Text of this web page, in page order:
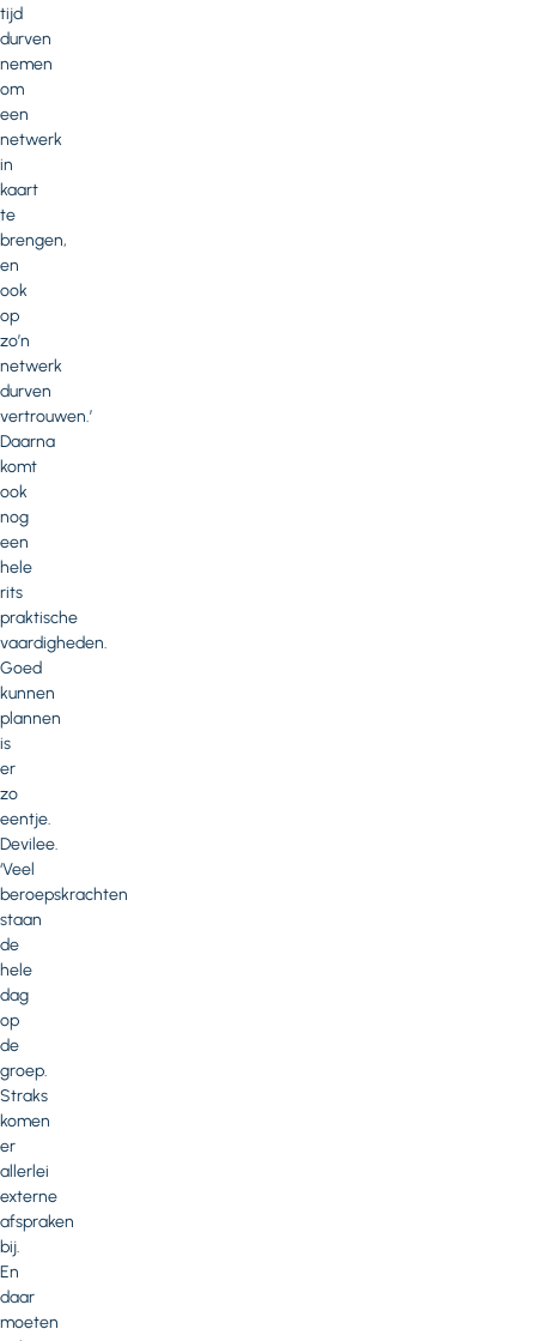
tijd
durven
nemen
om
een
netwerk
in
kaart
te
brengen,
en
ook
op
zo’n
netwerk
durven
vertrouwen.’
Daarna
komt
ook
nog
een
hele
rits
praktische
vaardigheden.
Goed
kunnen
plannen
is
er
zo
eentje.
Devilee.
‘Veel
beroepskrachten
staan
de
hele
dag
op
de
groep.
Straks
komen
er
allerlei
externe
afspraken
bij.
En
daar
moeten